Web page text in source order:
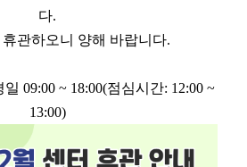
다.
관하오니 양해 바랍니다.
09:00 ~ 18:00(점심시간: 12:00 ~
13:00)